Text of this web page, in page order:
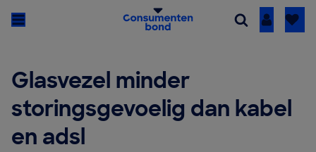
Inloggen
Glasvezel minder
storingsgevoelig dan kabel
en adsl